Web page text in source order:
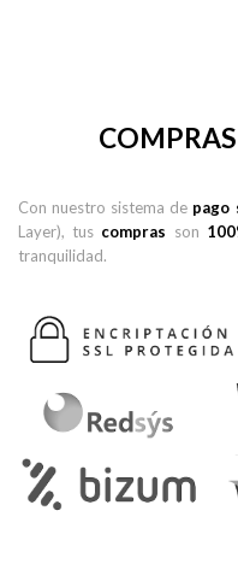
Con nuestro sistema de pago
Layer), tus compras son
tranquilidad.